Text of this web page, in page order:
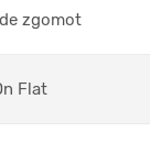
zgomot
Flat